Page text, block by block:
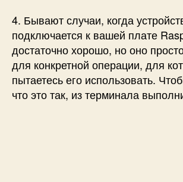
4. Бывают случаи, когда
подключается к вашей плате
достаточно хорошо, но оно
для конкретной операции, для
пытаетесь его использовать.
что это так, из терминала